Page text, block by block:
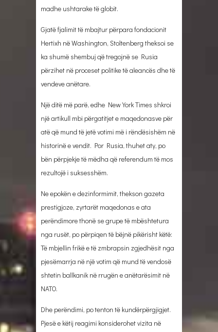
madhe ushtarake të globit.
Gjatë fjalimit të mbajtur përpara fondacionit
Hertixh në Washington, Stoltenberg theksoi se
ka shumë shembuj që tregojnë se Rusia
përzihet në proceset politike të aleancës dhe të
vendeve anëtare.
Një ditë më parë, edhe New York Times shkroi
një artikull mbi përgatitjet e maqedonasve për
atë që mund të jetë votimi më i rëndësishëm në
historinë e vendit. Por Rusia, thuhet aty, po
bën përpjekje të mëdha që referendum të mos
rezultojë i suksesshëm.
Ne epokën e dezinformimit, thekson gazeta
prestigjoze, zyrtarët maqedonas e ata
perëndimore thonë se grupe të mbështetura
nga rusët, po përpiqen të bëjnë pikërisht këtë:
Të mbjellin frikë e të zmbrapsin zgjedhësit nga
pjesëmarrja në një votim që mund të vendosë
shtetin ballkanik në rrugën e anëtarësimit në
NATO.
Dhe perëndimi, po tenton të kundërpërgjigjet.
Pjesë e këtij reagimi konsiderohet vizita në